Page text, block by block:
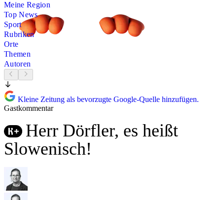
Meine Region
Top News
Sport
Rubriken
Orte
Themen
Autoren
Kleine Zeitung als bevorzugte Google-Quelle hinzufügen.
Gastkommentar
Herr Dörfler, es heißt
Slowenisch!